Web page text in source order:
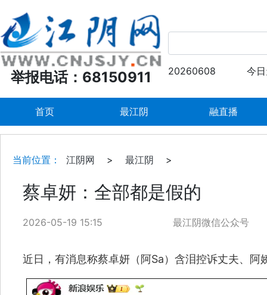
举报电话：68150911 20260608 今
首页 最江阴 融直播
当前位置： 江阴网 > 最江阴 >
蔡卓妍：全部都是假的
2026-05-19 15:15 最江阴微信公众号
近日，有消息称蔡卓妍（阿Sa）含泪控诉丈夫、阿